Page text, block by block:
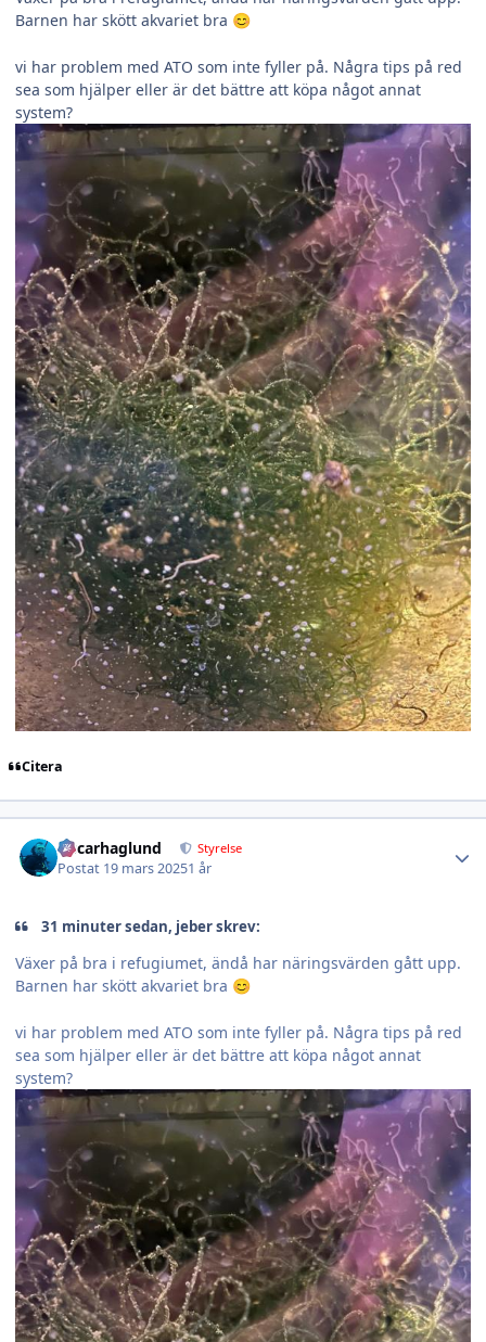
Barnen har skött akvariet bra 😊
vi har problem med ATO som inte fyller på. Några tips på red
sea som hjälper eller är det bättre att köpa något annat
system?
Citera
Oscarhaglund Styrelse
Postat 19 mars 20251 år
31 minuter sedan, jeber skrev:
Växer på bra i refugiumet, ändå har näringsvärden gått upp.
Barnen har skött akvariet bra 😊
vi har problem med ATO som inte fyller på. Några tips på red
sea som hjälper eller är det bättre att köpa något annat
system?